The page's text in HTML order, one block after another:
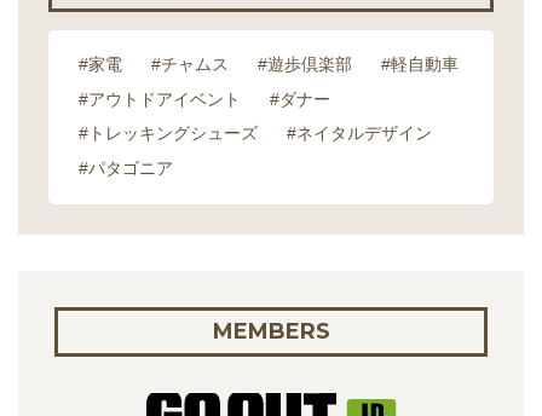
#家電 #チャムス #遊歩倶楽部
#軽自動車
#アウトドアイベント
#ダナー
#トレッキングシューズ
#ネイタルデザイン
#パタゴニア
MEMBERS